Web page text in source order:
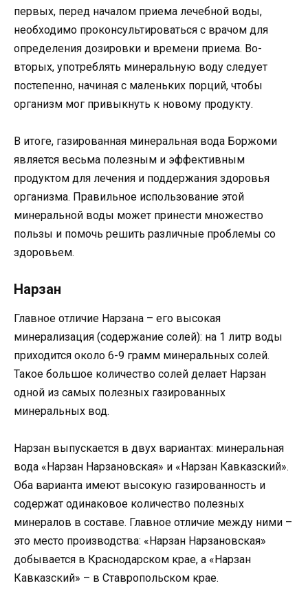
первых, перед началом приема лечебной воды,
необходимо проконсультироваться с врачом для
определения дозировки и времени приема. Во-
вторых, употреблять минеральную воду следует
постепенно, начиная с маленьких порций, чтобы
организм мог привыкнуть к новому продукту.
В итоге, газированная минеральная вода Боржоми
является весьма полезным и эффективным
продуктом для лечения и поддержания здоровья
организма. Правильное использование этой
минеральной воды может принести множество
пользы и помочь решить различные проблемы со
здоровьем.
Нарзан
Главное отличие Нарзана – его высокая
минерализация (содержание солей): на 1 литр воды
приходится около 6-9 грамм минеральных солей.
Такое большое количество солей делает Нарзан
одной из самых полезных газированных
минеральных вод.
Нарзан выпускается в двух вариантах: минеральная
вода «Нарзан Нарзановская» и «Нарзан Кавказский».
Оба варианта имеют высокую газированность и
содержат одинаковое количество полезных
минералов в составе. Главное отличие между ними –
это место производства: «Нарзан Нарзановская»
добывается в Краснодарском крае, а «Нарзан
Кавказский» – в Ставропольском крае.